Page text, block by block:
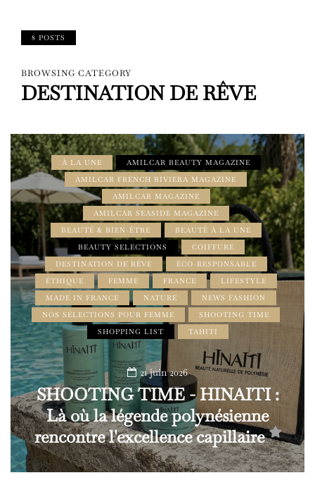
8 POSTS
BROWSING CATEGORY
DESTINATION DE RÊVE
À LA UNE
AMILCAR BEAUTY MAGAZINE
AMILCAR FRENCH RIVIERA MAGAZINE
AMILCAR MAGAZINE
AMILCAR SEASIDE MAGAZINE
BEAUTÉ & BIEN-ÊTRE
BEAUTÉ À LA UNE
BEAUTY SELECTIONS
COIFFURE
DESTINATION DE RÊVE
ÉCO-RESPONSABLE
ÉTHIQUE
FEMME FRANCE
LIFESTYLE
MADE IN FRANCE
NATURE
NEWS FASHION
NOS SÉLECTIONS POUR FEMME
SHOOTING TIME
SHOPPING LIST
TAHITI
21 juin 2026
SHOOTING TIME - HINAITI :
Là où la légende polynésienne
rencontre l'excellence capillaire